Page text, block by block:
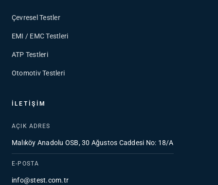
Çevresel Testler
EMI / EMC Testleri
ATP Testleri
Otomotiv Testleri
İLETIŞIM
AÇIK ADRES
Malıköy Anadolu OSB, 30 Ağustos Caddesi No: 18/A
E-POSTA
info@stest.com.tr